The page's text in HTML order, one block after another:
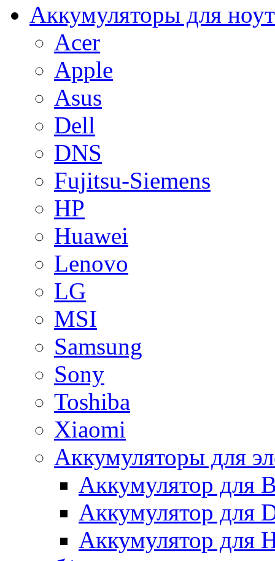
Аккумуляторы для
Acer
Apple
Asus
Dell
DNS
Fujitsu-Siemens
HP
Huawei
Lenovo
LG
MSI
Samsung
Sony
Toshiba
Xiaomi
Аккумуляторы для
Аккумулятор для
Аккумулятор для
Аккумулятор для